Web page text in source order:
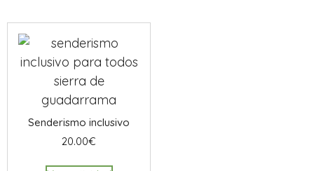
Senderismo inclusivo
20.00€